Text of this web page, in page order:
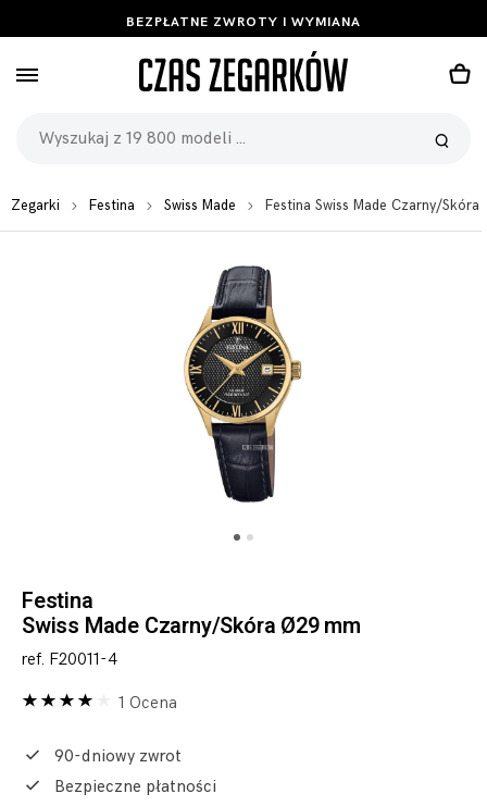
BEZPŁATNE ZWROTY I WYMIANA
Zegarki Festina Swiss Made Festina Swiss Made Czarny/
Festina
Swiss Made Czarny/Skóra Ø29 mm
ref. F20011-4
1 Ocena
90-dniowy zwrot
Bezpieczne płatności